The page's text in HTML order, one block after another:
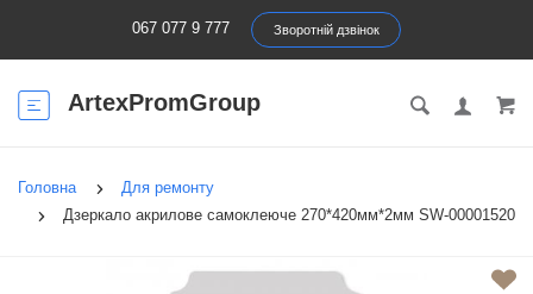
067 077 9 777 Зворотній дзвінок
ArtexPromGroup
Головна
Для ремонту
Дзеркало акрилове самоклеюче 270*420мм*2мм SW-00001520